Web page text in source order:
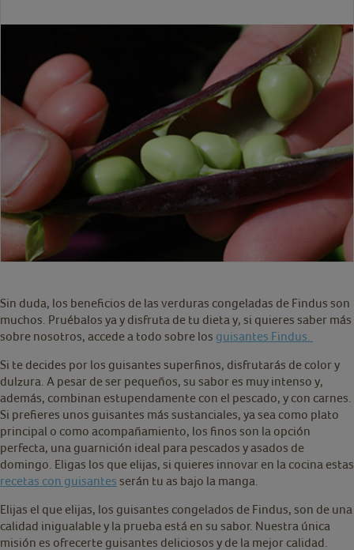
Sin duda, los beneficios de las verduras congeladas de Findus son
muchos. Pruébalos ya y disfruta de tu dieta y, si quieres saber más
sobre nosotros, accede a todo sobre los guisantes Findus.
Si te decides por los guisantes superfinos, disfrutarás de color y
dulzura. A pesar de ser pequeños, su sabor es muy intenso y,
además, combinan estupendamente con el pescado, y con carnes.
Si prefieres unos guisantes más sustanciales, ya sea como plato
principal o como acompañamiento, los finos son la opción
perfecta, una guarnición ideal para pescados y asados de
domingo. Eligas los que elijas, si quieres innovar en la cocina estas
recetas con guisantes serán tu as bajo la manga.
Elijas el que elijas, los guisantes congelados de Findus, son de una
calidad inigualable y la prueba está en su sabor. Nuestra única
misión es ofrecerte guisantes deliciosos y de la mejor calidad.